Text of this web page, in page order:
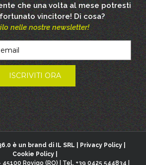
che una volta al mese potresti
vincitore! Di cosa?
nelle nostre newsletter!
è un brand di IL SRL | Privacy Policy|
Cookie Policy|
45100 Rovigo (RO) | Tel. +39 0425 544834 |